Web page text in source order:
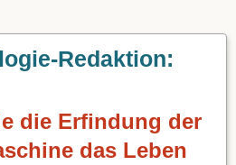
Redaktion:
die Erfindung der
das Leben